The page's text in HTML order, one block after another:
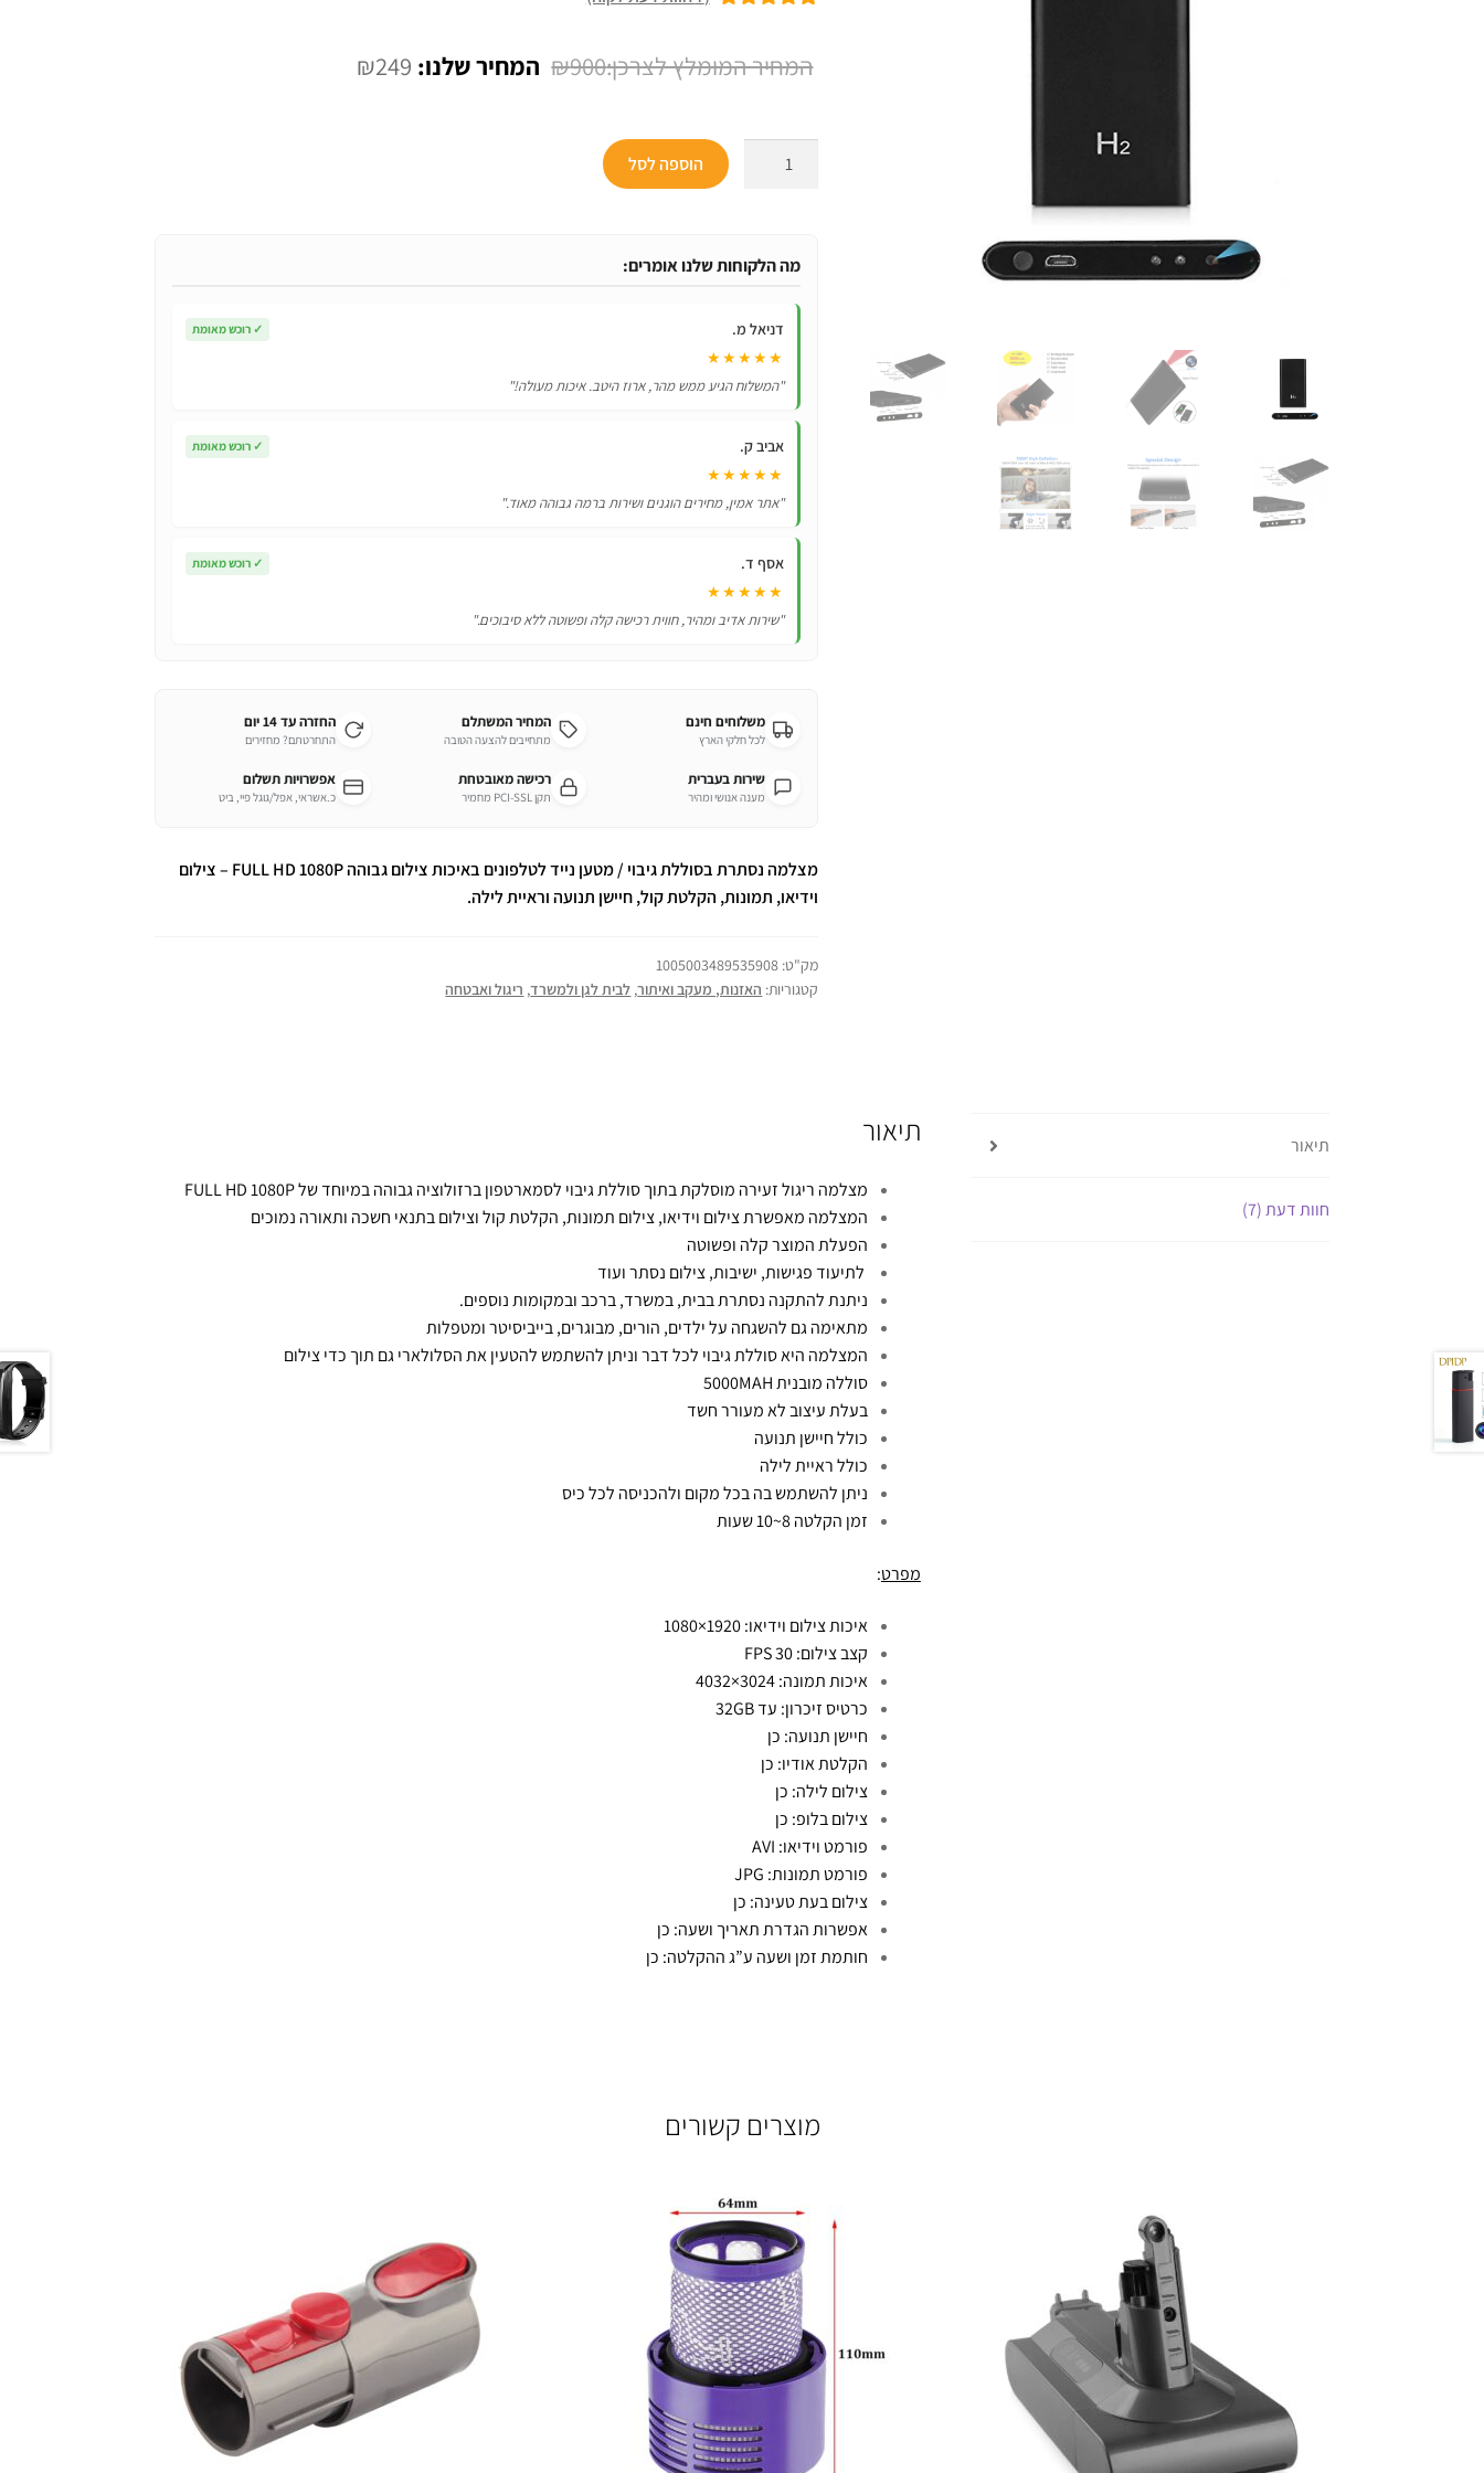
עלדירוגים של
₪900
המחיר
₪249 המחיר
בסוללת
לסלולריים
הוספה לסל
מה הלקוחות שלנו אומרים:
דניאל מ. ✓ רוכש מאומת
★★★★★
"המשלוח הגיע ממש מהר, ארוז היטב. איכות מעולה!"
אביב ק. ✓ רוכש מאומת
★★★★★
"אתר אמין, מחירים הוגנים ושירות ברמה גבוהה מאוד."
אסף ד. ✓ רוכש מאומת
★★★★★
"שירות אדיב ומהיר, חווית רכישה קלה ופשוטה ללא סיבוכים."
משלוחים חינם
לכל חלקי הארץ
המחיר המשתלם
מתחייבים להצעה הטובה
החזרה עד 14 יום
התחרטתם? מחזירים
שירות בעברית
מענה אנושי ומהיר
רכישה מאובטחת
תקן PCI-SSL מחמיר
אפשרויות תשלום
כ.אשראי, אפל/גוגל פיי, ביט
מצלמה נסתרת בסוללת גיבוי / מטען נייד לטלפונים באיכות צילום גבוהה FULL HD 1080P – צילום
וידיאו, תמונות, הקלטת קול, חיישן תנועה וראיית לילה.
מק"ט: 1005003489535908
קטגוריות: האזנות, מעקב ואיתור, לבית לגן ולמשרד, ריגול ואבטחה
תיאור
חוות דעת (7)
תיאור
מצלמה ריגול זעירה מוסלקת בתוך סוללת גיבוי לסמארטפון ברזולוציה גבוהה במיוחד של FULL HD 1080P
המצלמה מאפשרת צילום וידיאו, צילום תמונות, הקלטת קול וצילום בתנאי חשכה ותאורה נמוכים
הפעלת המוצר קלה ופשוטה
לתיעוד פגישות, ישיבות, צילום נסתר ועוד
ניתנת להתקנה נסתרת בבית, במשרד, ברכב ובמקומות נוספים.
מתאימה גם להשגחה על ילדים, הורים, מבוגרים, בייביסיטר ומטפלות
המצלמה היא סוללת גיבוי לכל דבר וניתן להשתמש להטעין את הסלולארי גם תוך כדי צילום
סוללה מובנית5000MAH
בעלת עיצוב לא מעורר חשד
כולל חיישן תנועה
כולל ראיית לילה
ניתן להשתמש בה בכל מקום ולהכניסה לכל כיס
זמן הקלטה 8~10 שעות
מפרט:
איכות צילום וידיאו: 1920×1080
קצב צילום: FPS 30
איכות תמונה: 3024×4032
כרטיס זיכרון: עד 32GB
חיישן תנועה: כן
הקלטת אודיו: כן
צילום לילה: כן
צילום בלופ: כן
פורמט וידיאו: AVI
פורמט תמונות: JPG
צילום בעת טעינה: כן
אפשרות הגדרת תאריך ושעה: כן
חותמת זמן ושעה ע”ג ההקלטה: כן
מוצרים קשורים